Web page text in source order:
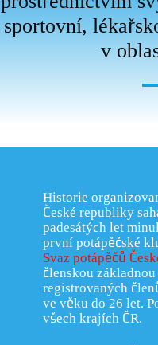
sportovní,
v
Historie
České republiky
padesátých let
první potápěčské
Svaz potápěčů
členskou
registrovaných
ve věku do 26 let.
všech krajích ČR.